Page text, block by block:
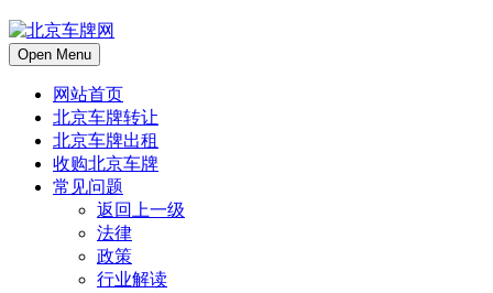
Open Menu
网站首页
北京车牌转让
北京车牌出租
收购北京车牌
常见问题
返回上一级
法律
政策
行业解读